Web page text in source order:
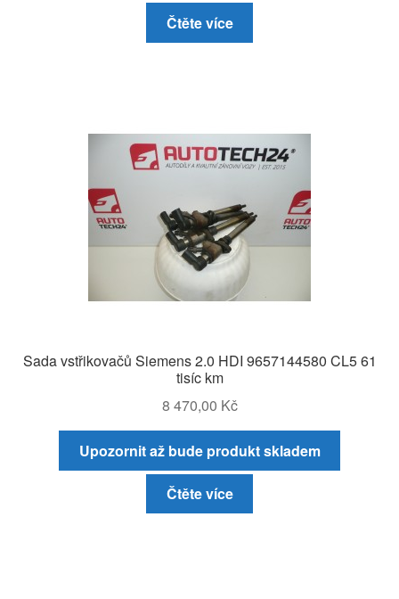
Čtěte více
Sada vstřikovačů Siemens 2.0 HDI 9657144580 CL5 61
tisíc km
8 470,00 Kč
Upozornit až bude produkt skladem
Čtěte více